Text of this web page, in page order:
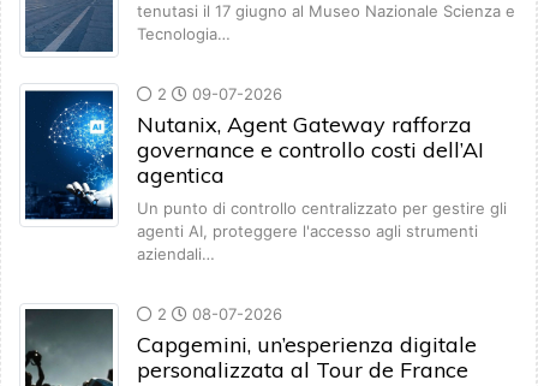
tenutasi il 17 giugno al Museo Nazionale Scienza e
Tecnologia…
2 09-07-2026
Nutanix, Agent Gateway rafforza
governance e controllo costi dell’AI
agentica
Un punto di controllo centralizzato per gestire gli
agenti AI, proteggere l'accesso agli strumenti
aziendali…
2 08-07-2026
Capgemini, un’esperienza digitale
personalizzata al Tour de France